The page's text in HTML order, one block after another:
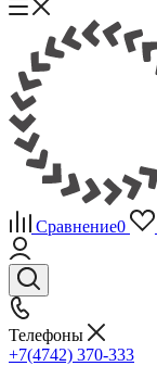
Сравнение0
Телефоны
+7(4742) 370-333